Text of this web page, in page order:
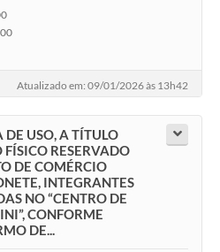
Atualizado em: 09/01/2026 às 13h42
DE USO, A TÍTULO
FÍSICO RESERVADO
DE COMÉRCIO
INTEGRANTES
NO “CENTRO DE
CONFORME
DE...